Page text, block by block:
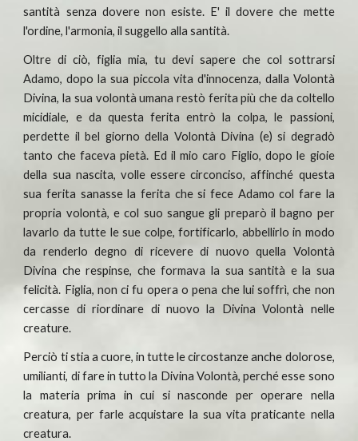
santità senza dovere non esiste. E' il dovere che mette
l'ordine, l'armonia, il suggello alla santità.
Oltre di ciò, figlia mia, tu devi sapere che col sottrarsi
Adamo, dopo la sua piccola vita d'innocenza, dalla Volontà
Divina, la sua volontà umana restò ferita più che da coltello
micidiale, e da questa ferita entrò la colpa, le passioni,
perdette il bel giorno della Volontà Divina (e) si degradò
tanto che faceva pietà. Ed il mio caro Figlio, dopo le gioie
della sua nascita, volle essere circonciso, affinché questa
sua ferita sanasse la ferita che si fece Adamo col fare la
propria volontà, e col suo sangue gli preparò il bagno per
lavarlo da tutte le sue colpe, fortificarlo, abbellirlo in modo
da renderlo degno di ricevere di nuovo quella Volontà
Divina che respinse, che formava la sua santità e la sua
felicità. Figlia, non ci fu opera o pena che lui soffrì, che non
cercasse di riordinare di nuovo la Divina Volontà nelle
creature.
Perciò ti stia a cuore, in tutte le circostanze anche dolorose,
umilianti, di fare in tutto la Divina Volontà, perché esse sono
la materia prima in cui si nasconde per operare nella
creatura, per farle acquistare la sua vita praticante nella
creatura.